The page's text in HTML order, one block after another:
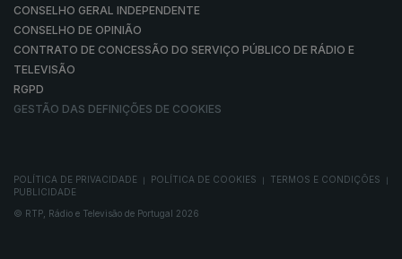
CONSELHO GERAL INDEPENDENTE
CONSELHO DE OPINIÃO
CONTRATO DE CONCESSÃO DO SERVIÇO PÚBLICO DE RÁDIO E
TELEVISÃO
RGPD
GESTÃO DAS DEFINIÇÕES DE COOKIES
POLÍTICA DE PRIVACIDADE POLÍTICA DE COOKIES TERMOS E CONDIÇÕES
PUBLICIDADE
© RTP, Rádio e Televisão de Portugal 2026